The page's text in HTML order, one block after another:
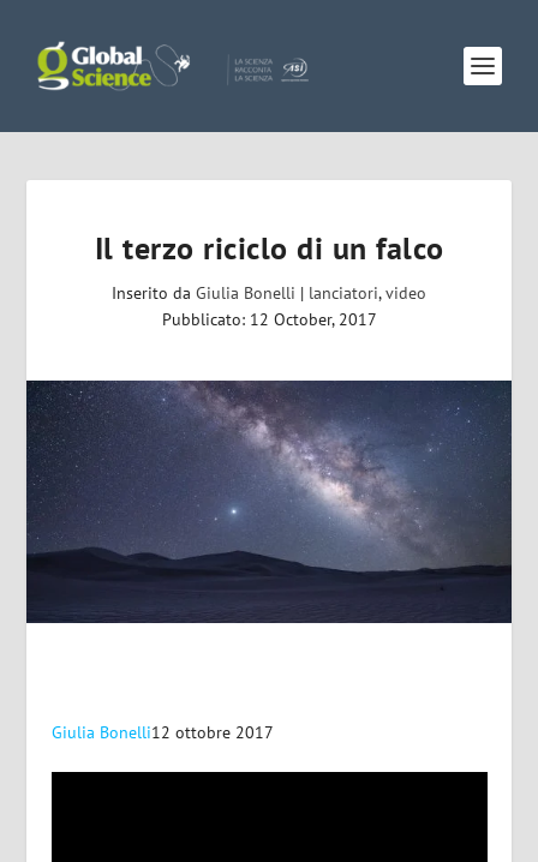
Il terzo riciclo di un falco
Inserito da Giulia Bonelli | lanciatori,video
Pubblicato: 12 October, 2017
Giulia Bonelli12 ottobre 2017